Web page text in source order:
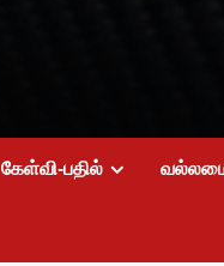
கேள்வி-பதில்